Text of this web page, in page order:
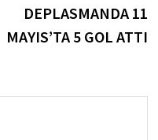
DEPLASMANDA 11
MAYIS’TA 5 GOL ATTI